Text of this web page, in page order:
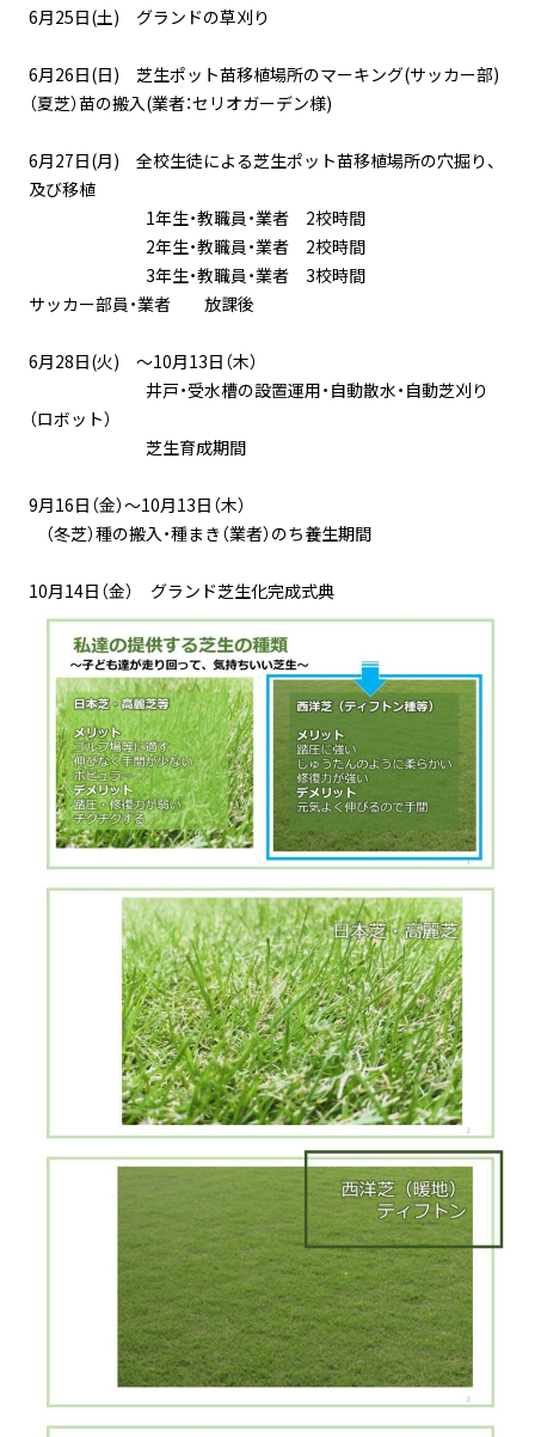
6月25日(土) グランドの草刈り
6月26日(日) 芝生ポット苗移植場所のマーキング(サッカー部)
（夏芝）苗の搬入(業者：セリオガーデン様)
6月27日(月) 全校生徒による芝生ポット苗移植場所の穴掘り、
及び移植
1年生・教職員・業者 2校時間
2年生・教職員・業者 2校時間
3年生・教職員・業者 3校時間
サッカー部員・業者 放課後
6月28日(火) ～10月13日（木）
井戸・受水槽の設置運用・自動散水・自動芝刈り
（ロボット）
芝生育成期間
9月16日（金）～10月13日（木）
（冬芝）種の搬入・種まき（業者）のち養生期間
10月14日（金） グランド芝生化完成式典